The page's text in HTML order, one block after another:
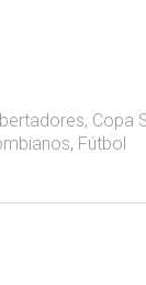
, Copa
, Fútbol